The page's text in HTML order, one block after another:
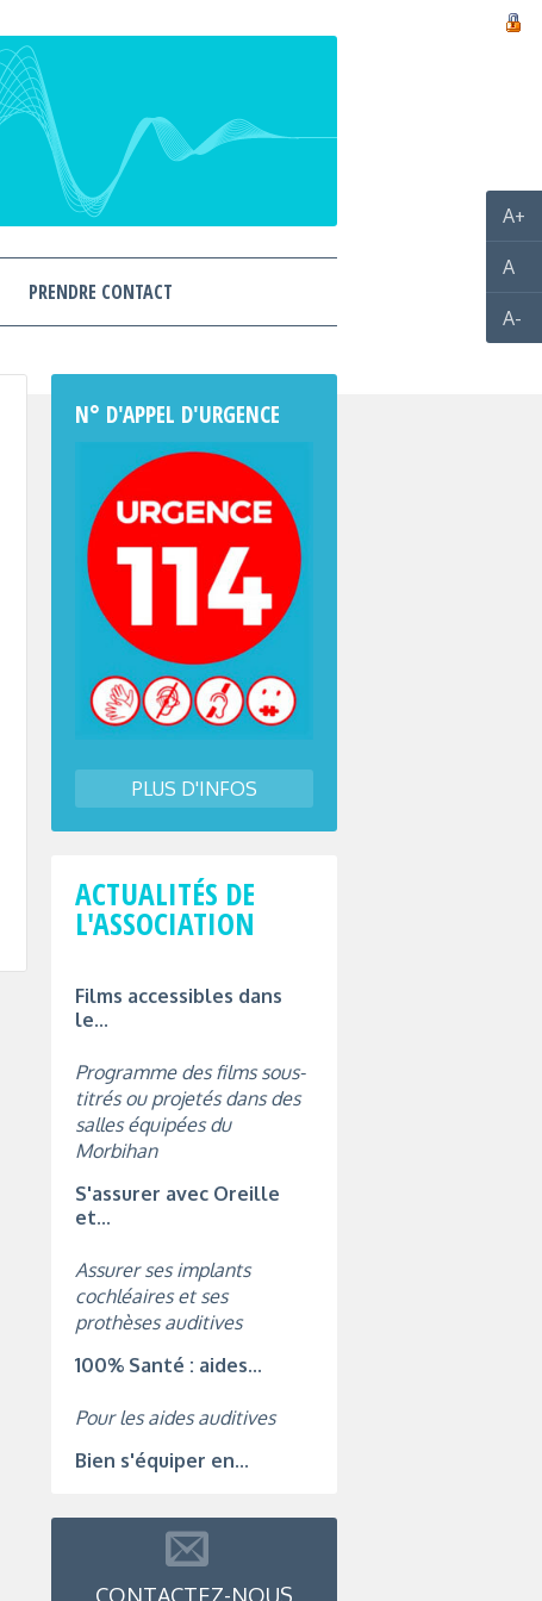
A+
A
A-
PRENDRE CONTACT
N° D'APPEL D'URGENCE
PLUS D'INFOS
ACTUALITÉS DE
L'ASSOCIATION
Films accessibles dans
le...
Programme des films sous-
titrés ou projetés dans des
salles équipées du
Morbihan
S'assurer avec Oreille
et...
Assurer ses implants
cochléaires et ses
prothèses auditives
100% Santé : aides...
Pour les aides auditives
Bien s'équiper en...
CONTACTEZ-NOUS